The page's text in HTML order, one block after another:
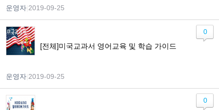
운영자 2019-09-25
[전체]미국교과서 영어교육 및 학습 가이드
운영자 2019-09-25
0
0